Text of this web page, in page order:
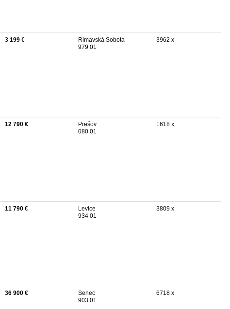
3 199 €
Rimavská Sobota
979 01
3962 x
12 790 €
Prešov
080 01
1618 x
11 790 €
Levice
934 01
3809 x
36 900 €
Senec
903 01
6718 x